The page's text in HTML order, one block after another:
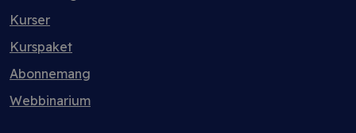
Kurser
Kurspaket
Abonnemang
Webbinarium